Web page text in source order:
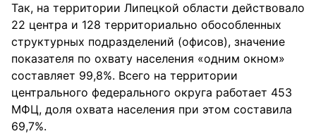
Так, на территории Липецкой области действовало
22 центра и 128 территориально обособленных
структурных подразделений (офисов), значение
показателя по охвату населения «одним окном»
составляет 99,8%. Всего на территории
центрального федерального округа работает 453
МФЦ, доля охвата населения при этом составила
69,7%.